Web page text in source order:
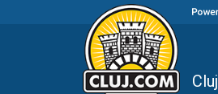
Cluj